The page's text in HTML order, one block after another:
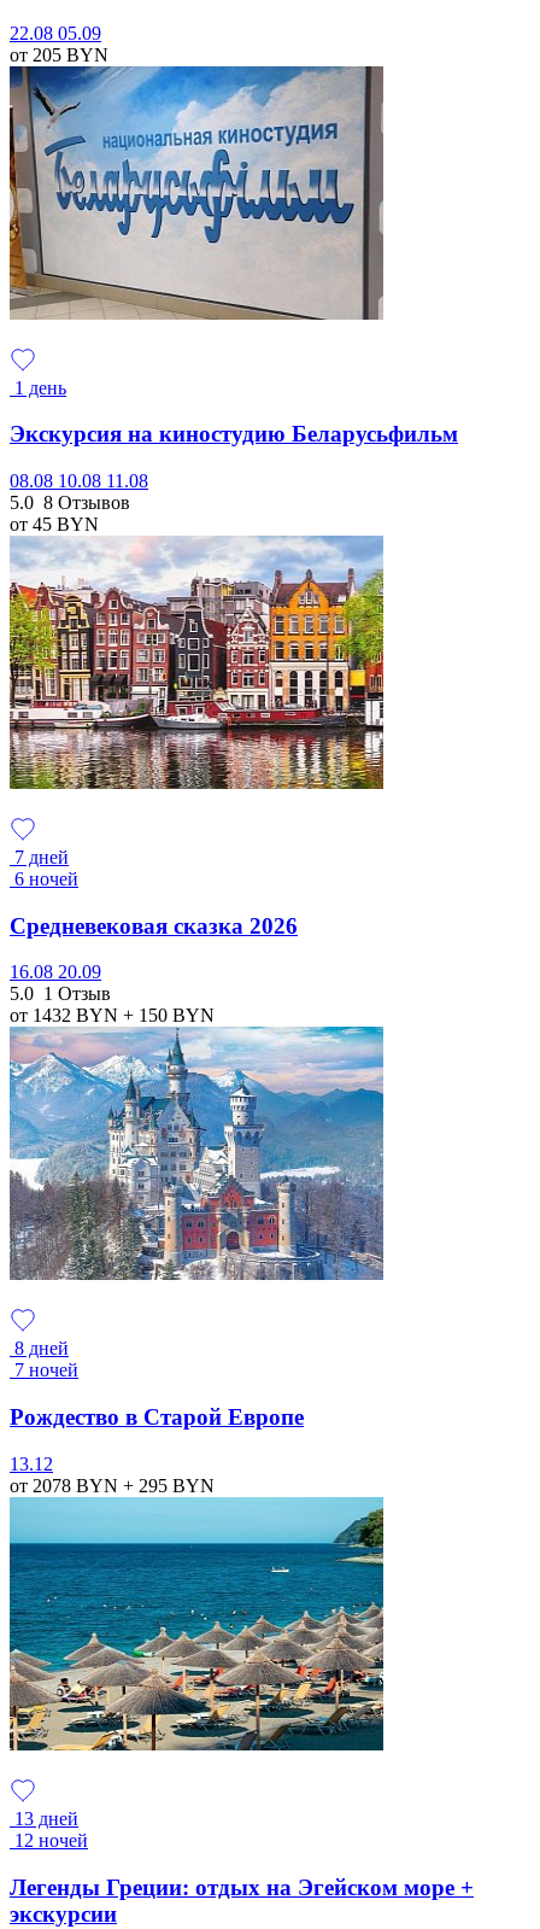
22.08 05.09
от 205 BYN
1 день
Экскурсия на киностудию Беларусьфильм
08.08 10.08 11.08
5.0 8 Отзывов
от 45 BYN
7 дней
6 ночей
Средневековая сказка 2026
16.08 20.09
5.0 1 Отзыв
от 1432 BYN + 150 BYN
8 дней
7 ночей
Рождество в Старой Европе
13.12
от 2078 BYN + 295 BYN
13 дней
12 ночей
Легенды Греции: отдых на Эгейском море +
экскурсии